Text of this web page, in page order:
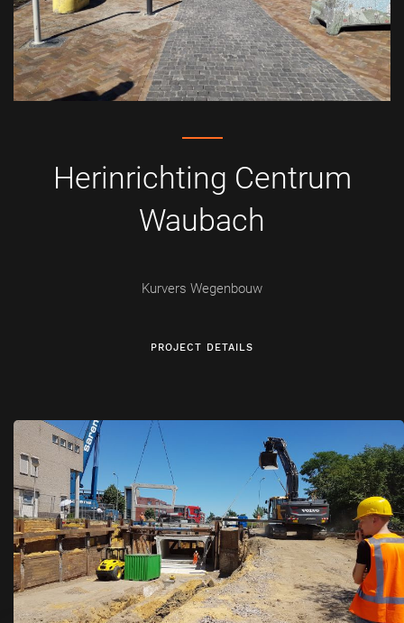
Herinrichting Centrum
Waubach
Kurvers Wegenbouw
PROJECT DETAILS